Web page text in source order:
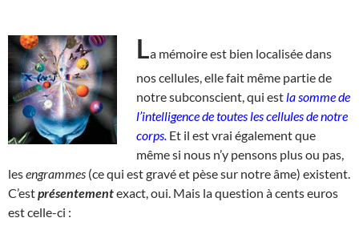
La mémoire est bien localisée dans
nos cellules, elle fait même partie de
notre subconscient, qui est la somme de
l’intelligence de toutes les cellules de notre
corps. Et il est vrai également que
même si nous n’y pensons plus ou pas,
lesengrammes (ce qui est gravé et pèse sur notre âme) existent.
C’estprésentementexact, oui. Mais la question à cents euros
est celle-ci :